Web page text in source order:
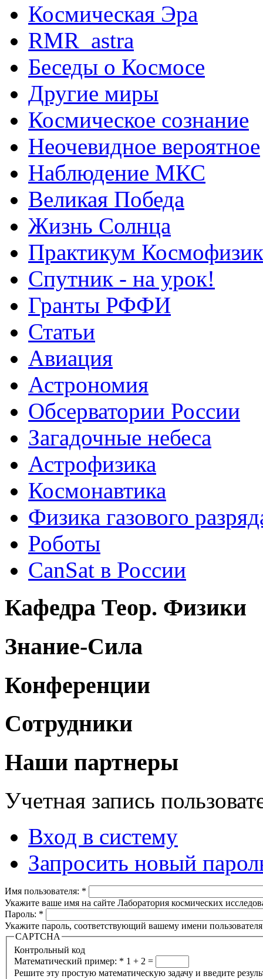
Космическая Эра
RMR_astra
Беседы о Космосе
Другие миры
Космическое сознание
Неочевидное вероятное
Наблюдение МКС
Великая Победа
Жизнь Солнца
Практикум
Спутник - на урок!
Гранты РФФИ
Статьи
Авиация
Астрономия
Обсерватории России
Загадочные небеса
Астрофизика
Космонавтика
Физика газового
Роботы
CanSat в России
Кафедра Теор. Физики
Знание-Сила
Конференции
Сотрудники
Наши партнеры
Учетная запись
Вход в систему
Запросить новый
Имя пользователя: *
Укажите ваше имя на сайте Лаборатория космических
Пароль: *
Укажите пароль, соответствующий вашему имени
CAPTCHA
Контрольный код
Математический пример: * 1 + 2 =
Решите эту простую математическую задачу и введите